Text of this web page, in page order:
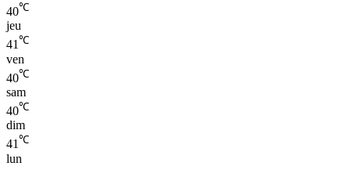
40℃
jeu
41℃
ven
40℃
sam
40℃
dim
41℃
lun